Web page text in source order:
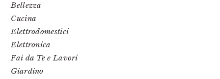
Bellezza
Cucina
Elettrodomestici
Elettronica
Fai da Te e Lavori
Giardino